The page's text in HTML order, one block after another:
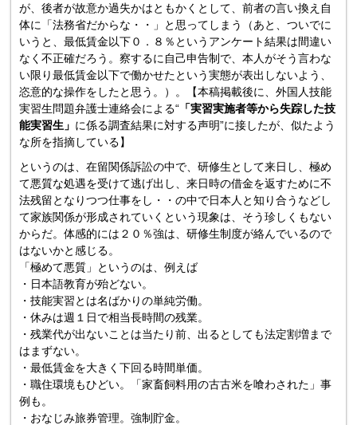
が、後者が故意か過失かはともかくとして、前者の言い換え自
体に「法務省だからな・・」と思ってしまう（あと、ついでに
いうと、最低賃金以下０．８％というアンケート結果は間違い
なく不正確だろう。察するに自己申告制で、本人がそう言わな
い限り最低賃金以下で働かせたという実態が表出しないよう、
恣意的な操作をしたと思う。）。【本稿掲載後に、外国人技能
実習生問題弁護士連絡会による“ 「実習実施者等から失踪した技
能実習生」 に係る調査結果に対する声明”に接したが、似たよう
な所を指摘している】
というのは、在留関係訴訟の中で、研修生として来日し、極め
て悪質な処遇を受けて逃げ出し、来日時の借金を返すために不
法残留となりつつ仕事をし・・の中で日本人と知り合うなどし
て家族関係が形成されていくという現象は、そう珍しくもない
からだ。体感的には２０％強は、研修生制度が絡んでいるので
はないかと感じる。
「極めて悪質」というのは、例えば
・日本語教育が殆どない。
・技能実習とは名ばかりの単純労働。
・休みは週１日で相当長時間の残業。
・残業代が出ないことは当たり前、出るとしても法定割増まで
はまずない。
・最低賃金を大きく下回る時間単価。
・職住環境もひどい。「家畜飼料用の古古米を喰わされた」事
例も。
・おなじみ旅券管理。強制貯金。